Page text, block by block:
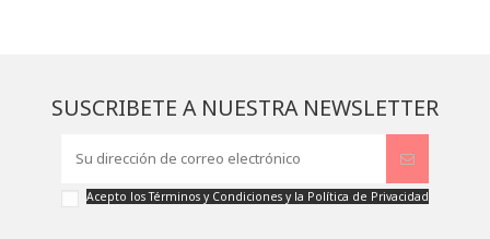
SUSCRIBETE A NUESTRA NEWSLETTER
Acepto losTérminos y Condicionesy la Política de Privacidad